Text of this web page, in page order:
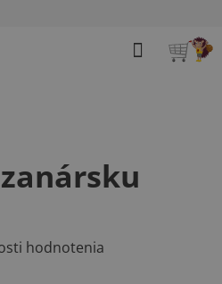
Hľadať
hodnotenia